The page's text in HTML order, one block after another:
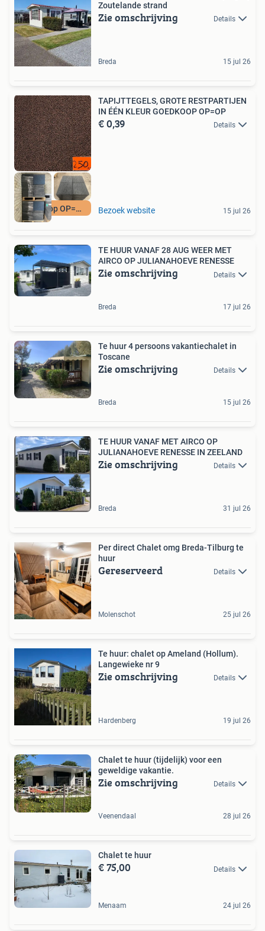
Zoutelande strand
Zie omschrijving Details
Breda 15 jul 26
Goedkoop OP=OP
TAPIJTTEGELS, GROTE RESTPARTIJEN
IN ÉÉN KLEUR GOEDKOOP OP=OP
€ 0,39 Details
Bezoek website 15 jul 26
TE HUUR VANAF 28 AUG WEER MET
AIRCO OP JULIANAHOEVE RENESSE
Zie omschrijving Details
Breda 17 jul 26
Te huur 4 persoons vakantiechalet in
Toscane
Zie omschrijving Details
Breda 15 jul 26
TE HUUR VANAF MET AIRCO OP
JULIANAHOEVE RENESSE IN ZEELAND
Zie omschrijving Details
Breda 31 jul 26
Per direct Chalet omg Breda-Tilburg te
huur
Gereserveerd Details
Molenschot 25 jul 26
Te huur: chalet op Ameland (Hollum).
Langewieke nr 9
Zie omschrijving Details
Hardenberg 19 jul 26
Chalet te huur (tijdelijk) voor een
geweldige vakantie.
Zie omschrijving Details
Veenendaal 28 jul 26
Chalet te huur
€ 75,00 Details
Menaam 24 jul 26